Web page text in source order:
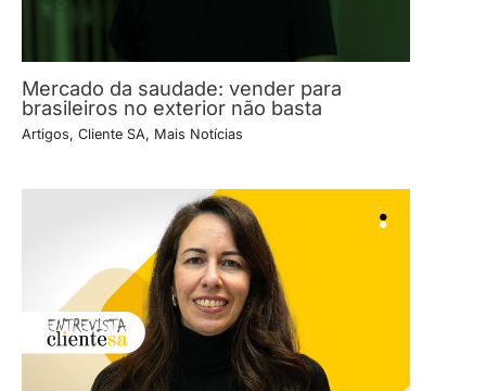
Mercado da saudade: vender para
brasileiros no exterior não basta
Artigos, Cliente SA, Mais Notícias